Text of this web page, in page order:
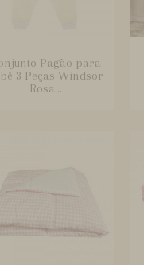
Pagão para
3 Peças Windsor
Rosa...